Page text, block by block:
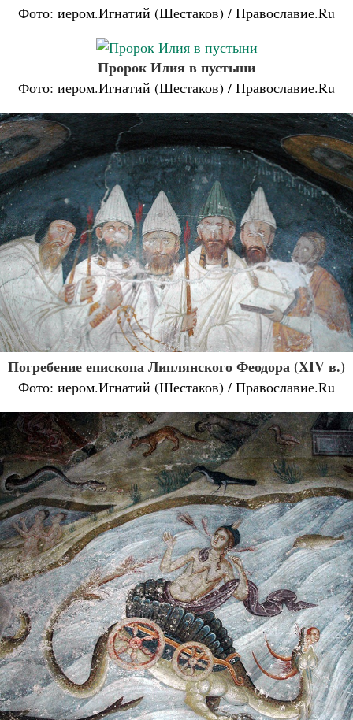
Фото: иером.Игнатий (Шестаков) / Православие.Ru
Пророк Илия в пустыни
Фото: иером.Игнатий (Шестаков) / Православие.Ru
Погребение епископа Липлянского Феодора (XIV в.)
Фото: иером.Игнатий (Шестаков) / Православие.Ru